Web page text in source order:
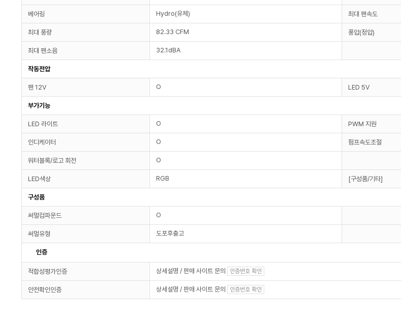
베어링 Hydro(유체) 최대 팬속도
최대 풍량 82.33 CFM 풍압(정압)
최대 팬소음 32.1dBA
작동전압
팬 12V O LED 5V
부가기능
LED 라이트 O PWM 지원
인디케이터 O 펌프속도조절
워터블록/로고 회전 O
LED색상 RGB [구성품/기타]
구성품
써멀컴파운드 O
써멀유형 도포후출고
인증
적합성평가인증 상세설명 / 판매 사이트 문의 인증번호 확인
안전확인인증 상세설명 / 판매 사이트 문의 인증번호 확인